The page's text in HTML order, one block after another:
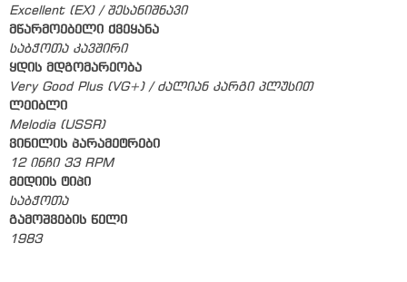
Excellent (EX) / შესანიშნავი
მწარმოებელი ქვეყანა
საბჭოთა კავშირი
ყდის მდგომარეობა
Very Good Plus (VG+) / ძალიან კარგი პლუსით
ლეიბლი
Melodia (USSR)
ვინილის პარამეტრები
12 ინჩი 33 RPM
მედიის ტიპი
საბჭოთა
გამოშვების წელი
1983